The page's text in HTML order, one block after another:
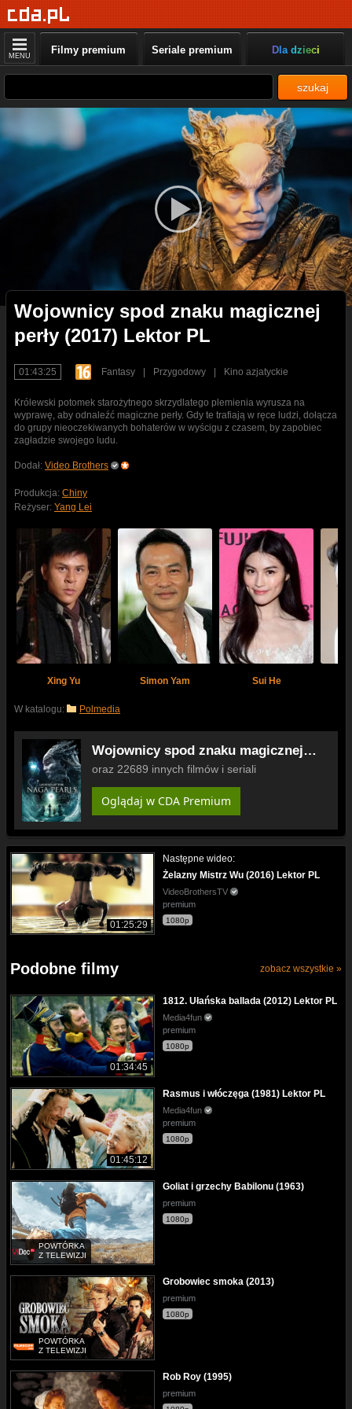
MENU Filmy premium Seriale premium Dla dzieci
szukaj
Wojownicy spod znaku magicznej
perły (2017) Lektor PL
01:43:25 Fantasy Przygodowy Kino azjatyckie
Królewski potomek starożytnego skrzydlatego plemienia wyrusza na
wyprawę, aby odnaleźć magiczne perły. Gdy te trafiają w ręce ludzi, dołącza
do grupy nieoczekiwanych bohaterów w wyścigu z czasem, by zapobiec
zagładzie swojego ludu.
Dodał: Video Brothers
Produkcja: Chiny
Reżyser: Yang Lei
Xing Yu Simon Yam Sui He
W katalogu: Polmedia
Wojownicy spod znaku magicznej
perły (2017) Lektor PL
oraz 22689 innych filmów i seriali
Oglądaj w CDA Premium
01:25:29
Następne wideo:
Żelazny Mistrz Wu (2016) Lektor PL
VideoBrothersTV
premium
1080p
Podobne filmy zobacz wszystkie »
01:34:45
1812. Ułańska ballada (2012) Lektor PL
Media4fun
premium
1080p
01:45:12
Rasmus i włóczęga (1981) Lektor PL
Media4fun
premium
1080p
POWTÓRKA
Z TELEWIZJI
Goliat i grzechy Babilonu (1963)
premium
1080p
POWTÓRKA
Z TELEWIZJI
Grobowiec smoka (2013)
premium
1080p
Rob Roy (1995)
premium